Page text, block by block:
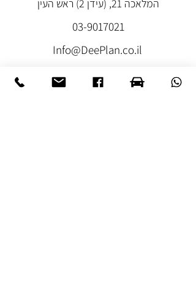
​המלאכה 21, (עידן 2) ראש העין
03-9017021
Info@DeePlan.co.il